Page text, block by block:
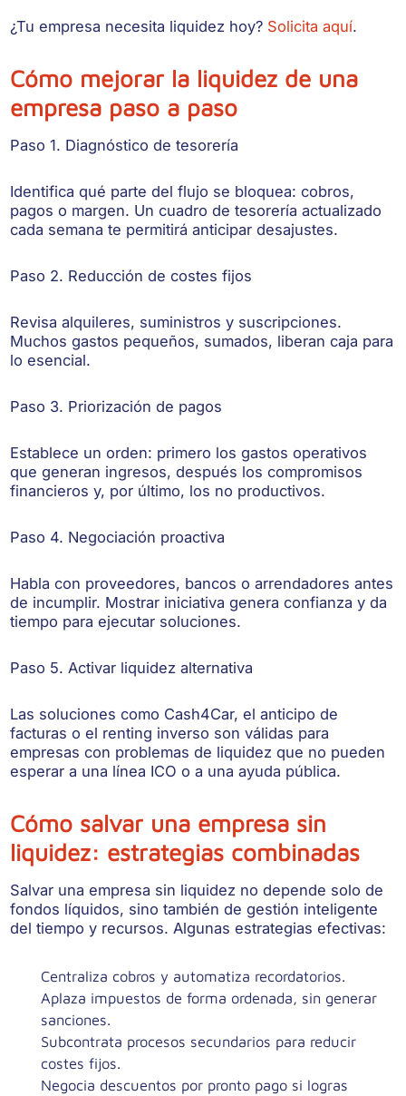
¿Tu empresa necesita liquidez hoy? Solicita aquí.
Cómo mejorar la liquidez de una
empresa paso a paso
Paso 1. Diagnóstico de tesorería
Identifica qué parte del flujo se bloquea: cobros,
pagos o margen. Un cuadro de tesorería actualizado
cada semana te permitirá anticipar desajustes.
Paso 2. Reducción de costes fijos
Revisa alquileres, suministros y suscripciones.
Muchos gastos pequeños, sumados, liberan caja para
lo esencial.
Paso 3. Priorización de pagos
Establece un orden: primero los gastos operativos
que generan ingresos, después los compromisos
financieros y, por último, los no productivos.
Paso 4. Negociación proactiva
Habla con proveedores, bancos o arrendadores antes
de incumplir. Mostrar iniciativa genera confianza y da
tiempo para ejecutar soluciones.
Paso 5. Activar liquidez alternativa
Las soluciones como Cash4Car, el anticipo de
facturas o el renting inverso son válidas para
empresas con problemas de liquidez que no pueden
esperar a una línea ICO o a una ayuda pública.
Cómo salvar una empresa sin
liquidez: estrategias combinadas
Salvar una empresa sin liquidez no depende solo de
fondos líquidos, sino también degestión inteligente
del tiempo y recursos. Algunas estrategias efectivas:
Centraliza cobros y automatiza recordatorios.
Aplaza impuestos de forma ordenada, sin generar
sanciones.
Subcontrata procesos secundarios para reducir
costes fijos.
Negocia descuentos por pronto pago si logras